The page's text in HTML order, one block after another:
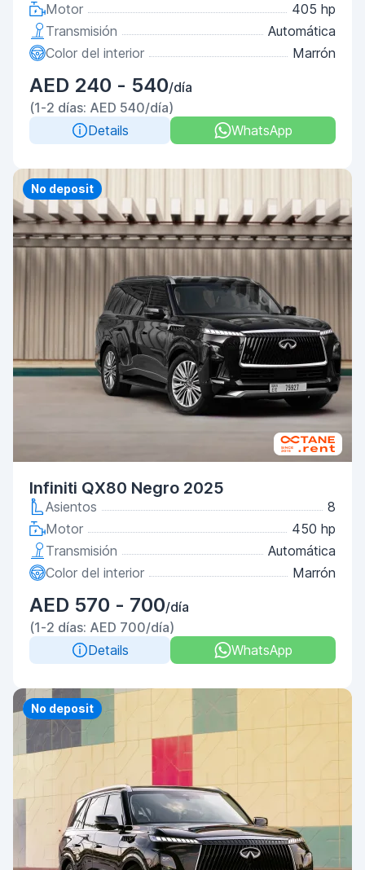
Motor
405 hp
Transmisión
Automática
Color del interior
Marrón
AED 240 - 540/día
(1-2 días: AED 540/día)
Details
WhatsApp
Priority
No deposit
Infiniti QX80 Negro 2025
Asientos
8
Motor
450 hp
Transmisión
Automática
Color del interior
Marrón
AED 570 - 700/día
(1-2 días: AED 700/día)
Details
WhatsApp
Priority
No deposit